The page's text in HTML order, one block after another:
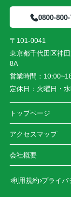
0800-
〒101-0041
東京都千代田区神
8A
営業時間：
定休日： 火曜日・
トップページ
アクセスマップ
会社概要
利用規約 プライバ